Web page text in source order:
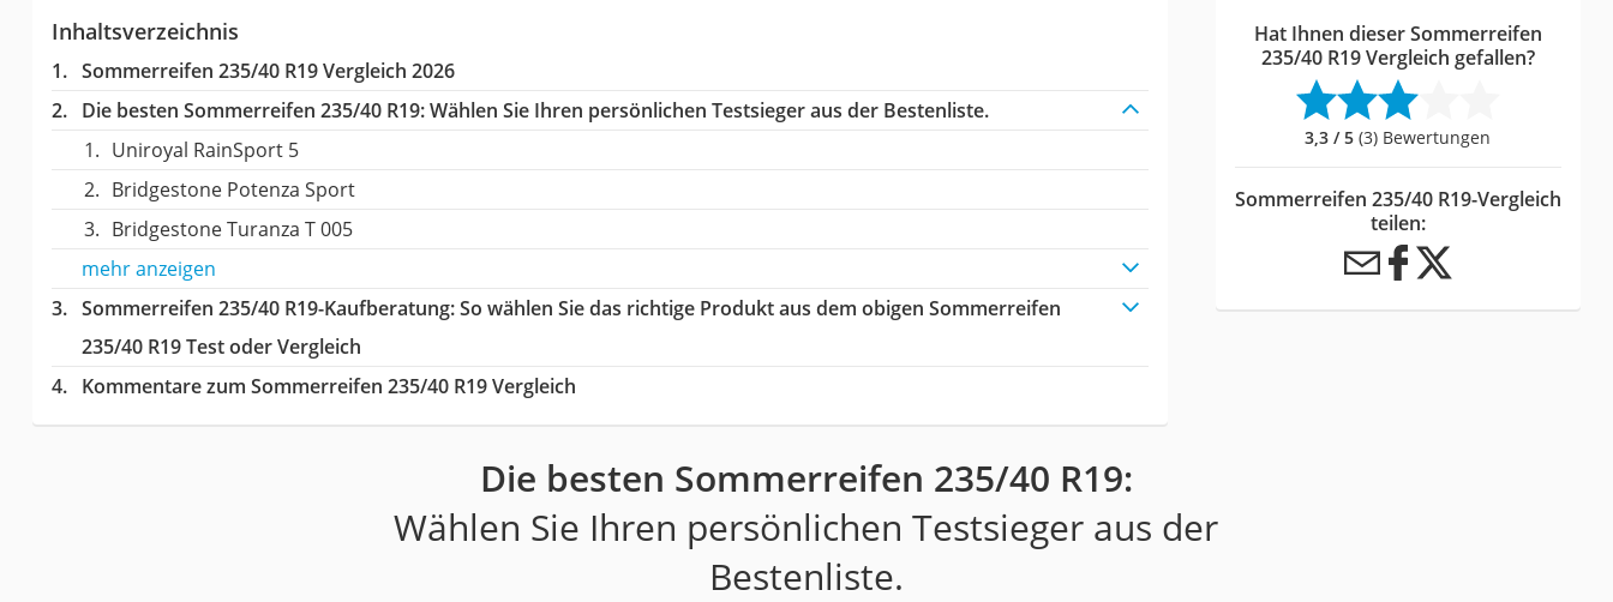
Inhaltsverzeichnis
Sommerreifen 235/40 R19 Vergleich 2026
Die besten Sommerreifen 235/40 R19:Wählen Sie Ihren persönlichen Testsieger aus der Bestenliste.
Uniroyal RainSport 5
Bridgestone Potenza Sport
Bridgestone Turanza T 005
mehr anzeigen
Sommerreifen 235/40 R19-Kaufberatung: So wählen Sie das richtige Produkt aus dem obigen Sommerreifen
235/40 R19 Test oder Vergleich
Kommentare zum Sommerreifen 235/40 R19 Vergleich
Hat Ihnen dieser Sommerreifen
235/40 R19 Vergleich gefallen?
3,3 / 5 (3) Bewertungen
Sommerreifen 235/40 R19-Vergleich
teilen:
Die besten Sommerreifen 235/40 R19:
Wählen Sie Ihren persönlichen Testsieger aus der
Bestenliste.